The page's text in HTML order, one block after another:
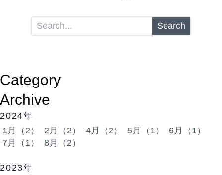
Search
Category
Archive
2024年
1月（2）
2月（2） 4月（2） 5月（1）
6月（1）
7月（1）
8月（2）
2023年